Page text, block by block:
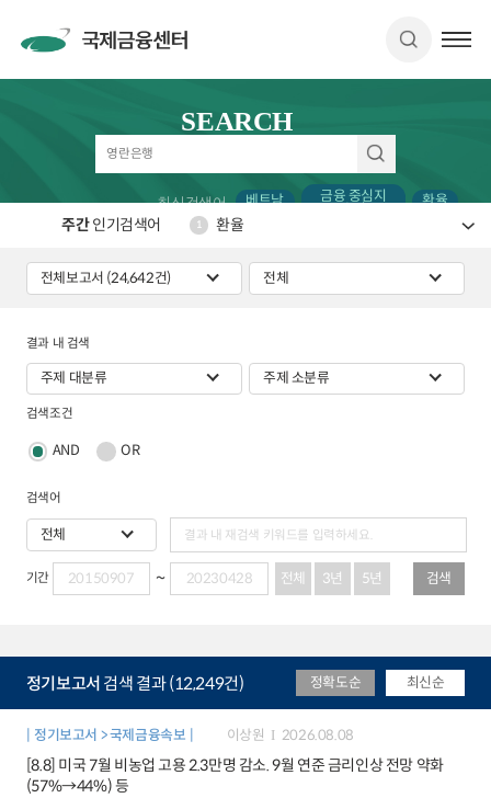
SEARCH
최신검색어 베트남 금융 중심지 환율
결과 내 검색
검색조건
AND OR
검색어
기간 전체 3년 5년 검색
정기보고서 검색 결과 (12,249건) 정확도순 최신순
정기보고서 > 국제금융속보 이상원 2026.08.08
[8.8] 미국 7월 비농업 고용 2.3만명 감소. 9월 연준 금리인상 전망 약화
(57%→44%) 등
주간인기검색어 1 환율